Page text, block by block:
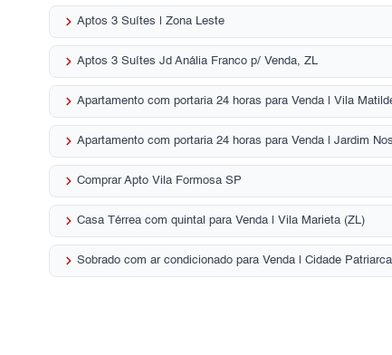
keyboard_arrow_right Aptos 3 Suítes | Zona Leste
keyboard_arrow_right Aptos 3 Suítes Jd Anália Franco p/ Venda, ZL
keyboard_arrow_right Apartamento com portaria 24 horas para Venda | Vila
keyboard_arrow_right Apartamento com portaria 24 horas para Venda | Jardim
keyboard_arrow_right Comprar Apto Vila Formosa SP
keyboard_arrow_right Casa Térrea com quintal para Venda | Vila Marieta (ZL)
keyboard_arrow_right Sobrado com ar condicionado para Venda | Cidade Patriarca